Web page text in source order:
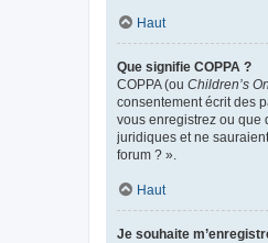
Haut
Que signifie COPPA ?
COPPA (ou Children’s
consentement écrit des
vous enregistrez ou que
juridiques et ne
forum ? ».
Haut
Je souhaite